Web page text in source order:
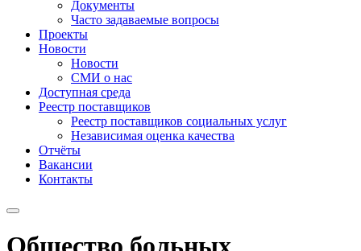
Документы
Часто задаваемые вопросы
Проекты
Новости
Новости
СМИ о нас
Доступная среда
Реестр поставщиков
Реестр поставщиков социальных услуг
Независимая оценка качества
Отчёты
Вакансии
Контакты